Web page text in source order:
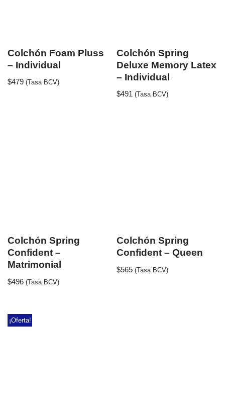
Colchón Foam Pluss
– Individual
$479 (Tasa BCV)
Colchón Spring
Deluxe Memory Latex
– Individual
$491 (Tasa BCV)
Colchón Spring
Confident –
Matrimonial
$496 (Tasa BCV)
Colchón Spring
Confident – Queen
$565 (Tasa BCV)
¡Oferta!